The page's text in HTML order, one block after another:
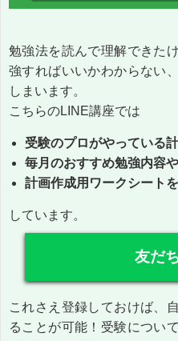
勉強法を読んで理解できた
強すればいいかわからない
しまいます。
こちらのLINE講座では
受験のプロがやっている
毎月のおすすめ勉強内容
計画作成用ワークシート
しています。
友だ
これさえ登録しておけば、
ることが可能！受験につい